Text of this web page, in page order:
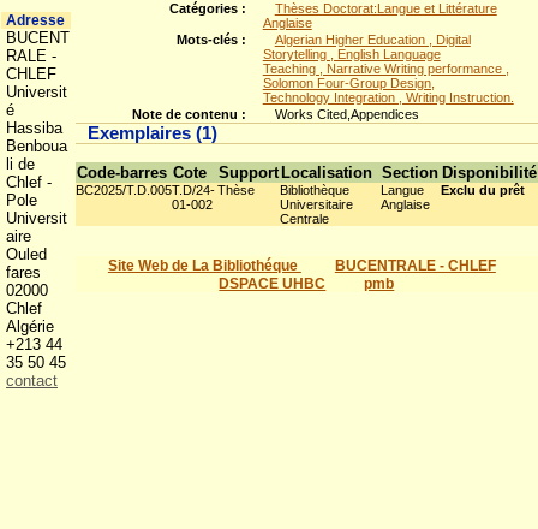
Catégories :
Thèses Doctorat:Langue et Littérature
Anglaise
Mots-clés :
Algerian Higher Education , Digital
Storytelling , English Language
Teaching , Narrative Writing performance ,
Solomon Four-Group Design,
Technology Integration , Writing Instruction.
Note de contenu :
Works Cited,Appendices
Exemplaires (1)
Code-barres Cote Support Localisation Section Disponibilité
BC2025/T.D.005T.D/24-
01-002
Thèse
Bibliothèque
Universitaire
Centrale
Langue
Anglaise
Exclu du prêt
Site Web de La Bibliothéque
BUCENTRALE - CHLEF
DSPACE UHBC
pmb
Adresse
BUCENT
RALE -
CHLEF
Universit
é
Hassiba
Benboua
li de
Chlef -
Pole
Universit
aire
Ouled
fares
02000
Chlef
Algérie
+213 44
35 50 45
contact